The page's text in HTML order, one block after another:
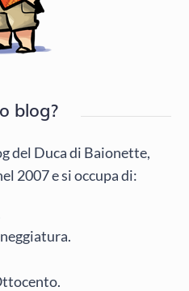
blog?
del Duca di Baionette,
2007 e si occupa di: